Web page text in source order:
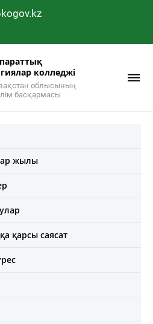
колледжі
облысының
басқармасы
жылы
қарсы саясат